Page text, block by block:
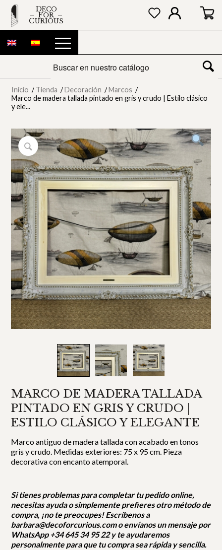
DECO
FOR
CURIOUS
Inicio / Tienda / Decoración / Marcos /
Marco de madera tallada pintado en gris y crudo | Estilo clásico
y ele...
MARCO DE MADERA TALLADA
PINTADO EN GRIS Y CRUDO |
ESTILO CLÁSICO Y ELEGANTE
Marco antiguo de madera tallada con acabado en tonos
gris y crudo. Medidas exteriores: 75 x 95 cm. Pieza
decorativa con encanto atemporal.
Si tienes problemas para completar tu pedido online,
necesitas ayuda o simplemente prefieres otro método de
compra, ¡no te preocupes! Escríbenos a
barbara@decoforcurious.com o envíanos un mensaje por
WhatsApp +34 645 34 95 22 y te ayudaremos
personalmente para que tu compra sea rápida y sencilla.